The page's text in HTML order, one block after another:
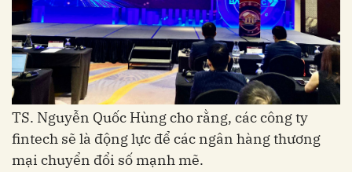
TS. Nguyễn Quốc Hùng cho rằng, các công ty
fintech sẽ là động lực để các ngân hàng thương
mại chuyển đổi số mạnh mẽ.